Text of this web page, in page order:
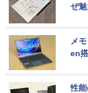
ぜ
メ
en
性